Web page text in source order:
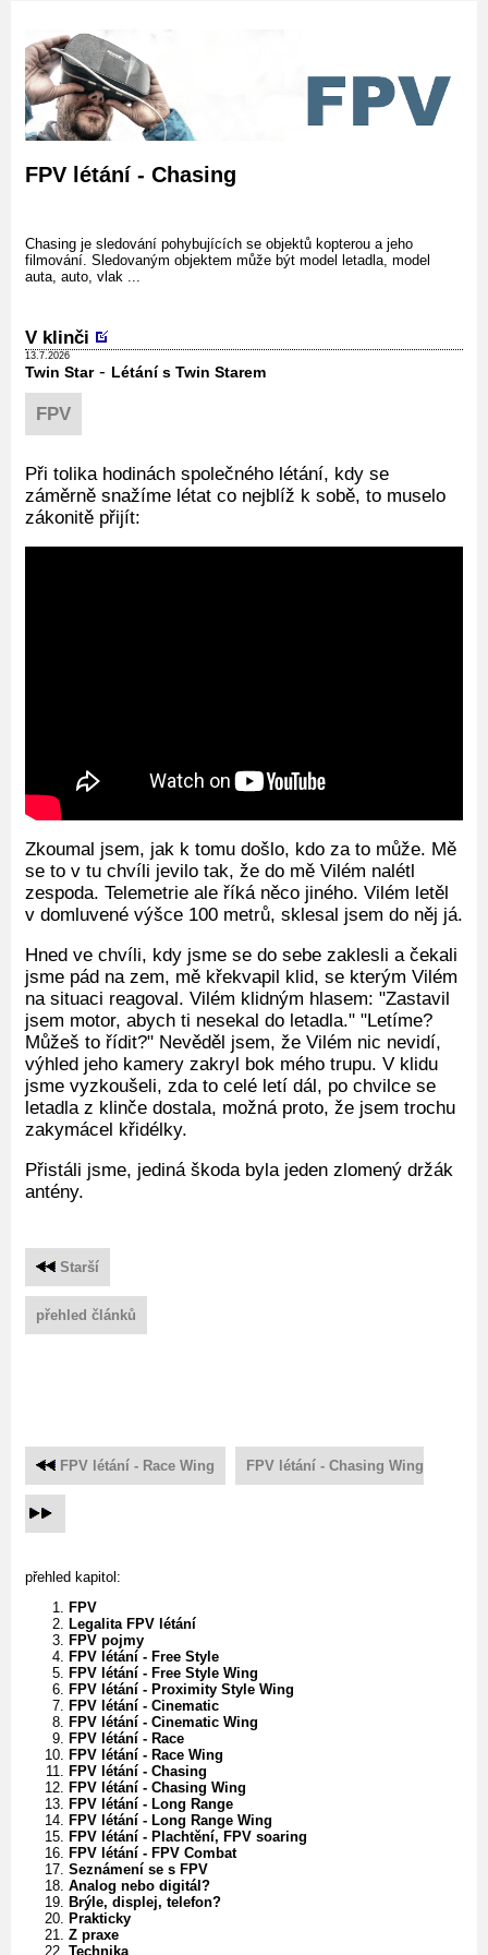
FPV létání - Chasing
Chasing je sledování pohybujících se objektů kopterou a jeho
filmování. Sledovaným objektem může být model letadla, model
auta, auto, vlak ...
V klinči
13.7.2026
Twin Star- Létání s Twin Starem
FPV
Při tolika hodinách společného létání, kdy se
záměrně snažíme létat co nejblíž k sobě, to muselo
zákonitě přijít:
Zkoumal jsem, jak k tomu došlo, kdo za to může. Mě
se to v tu chvíli jevilo tak, že do mě Vilém nalétl
zespoda. Telemetrie ale říká něco jiného. Vilém letěl
v domluvené výšce 100 metrů, sklesal jsem do něj já.
Hned ve chvíli, kdy jsme se do sebe zaklesli a čekali
jsme pád na zem, mě křekvapil klid, se kterým Vilém
na situaci reagoval. Vilém klidným hlasem: "Zastavil
jsem motor, abych ti nesekal do letadla." "Letíme?
Můžeš to řídit?" Nevěděl jsem, že Vilém nic nevidí,
výhled jeho kamery zakryl bok mého trupu. V klidu
jsme vyzkoušeli, zda to celé letí dál, po chvilce se
letadla z klinče dostala, možná proto, že jsem trochu
zakymácel křidélky.
Přistáli jsme, jediná škoda byla jeden zlomený držák
antény.
Starší
přehled článků
FPV létání - Race Wing FPV létání - Chasing Wing
přehled kapitol:
FPV
Legalita FPV létání
FPV pojmy
FPV létání - Free Style
FPV létání - Free Style Wing
FPV létání - Proximity Style Wing
FPV létání - Cinematic
FPV létání - Cinematic Wing
FPV létání - Race
FPV létání - Race Wing
FPV létání - Chasing
FPV létání - Chasing Wing
FPV létání - Long Range
FPV létání - Long Range Wing
FPV létání - Plachtění, FPV soaring
FPV létání - FPV Combat
Seznámení se s FPV
Analog nebo digitál?
Brýle, displej, telefon?
Prakticky
Z praxe
Technika